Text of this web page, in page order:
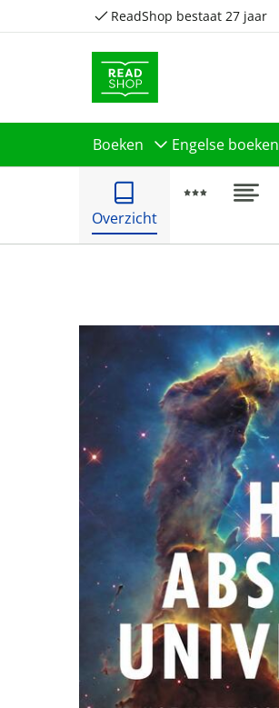
ReadShop bestaat 27 jaar
Boeken Engelse boeken
Overzicht